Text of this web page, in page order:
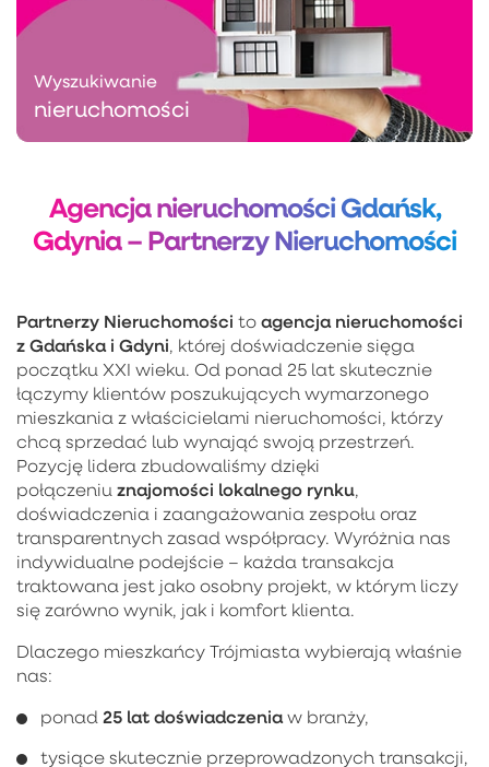
Wyszukiwanie
nieruchomości
Agencja nieruchomości Gdańsk,
Gdynia – Partnerzy Nieruchomości
Partnerzy Nieruchomości to agencja nieruchomości
z Gdańska i Gdyni, której doświadczenie sięga
początku XXI wieku. Od ponad 25 lat skutecznie
łączymy klientów poszukujących wymarzonego
mieszkania z właścicielami nieruchomości, którzy
chcą sprzedać lub wynająć swoją przestrzeń.
Pozycję lidera zbudowaliśmy dzięki
połączeniu znajomości lokalnego rynku,
doświadczenia i zaangażowania zespołu oraz
transparentnych zasad współpracy. Wyróżnia nas
indywidualne podejście – każda transakcja
traktowana jest jako osobny projekt, w którym liczy
się zarówno wynik, jak i komfort klienta.
Dlaczego mieszkańcy Trójmiasta wybierają właśnie
nas:
ponad 25 lat doświadczenia w branży,
tysiące skutecznie przeprowadzonych transakcji,